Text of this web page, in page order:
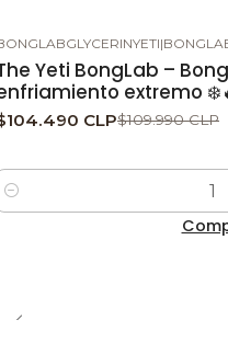
|
Yeti BongLab –
extremo
CLP$109.990 CLP